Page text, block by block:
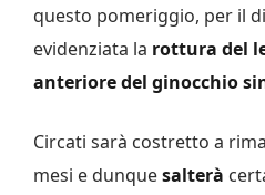
questo pomeriggio, per il
evidenziata la rottura del
anteriore del ginocchio
Circati sarà costretto a
mesi e dunquesalterà